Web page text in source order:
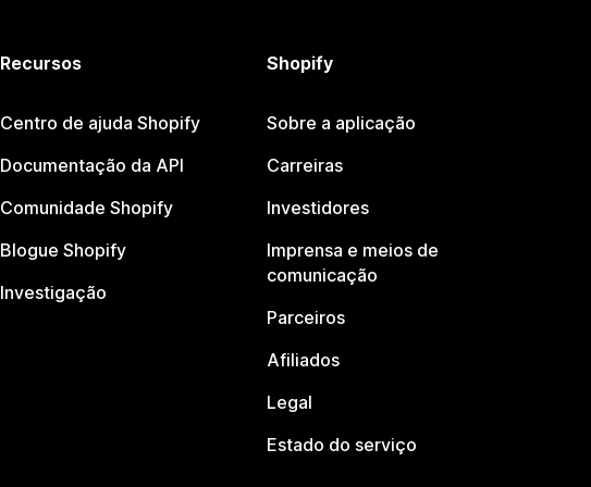
Recursos
Centro de ajuda Shopify
Documentação da API
Comunidade Shopify
Blogue Shopify
Investigação
Shopify
Sobre a aplicação
Carreiras
Investidores
Imprensa e meios de
comunicação
Parceiros
Afiliados
Legal
Estado do serviço